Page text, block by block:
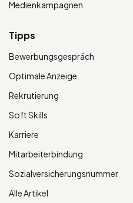
Medienkampagnen
Tipps
Bewerbungsgespräch
Optimale Anzeige
Rekrutierung
Soft Skills
Karriere
Mitarbeiterbindung
Sozialversicherungsnummer
Alle Artikel